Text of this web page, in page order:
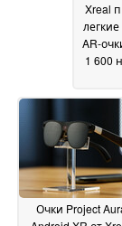
Xreal
AR-
1 600
Очки Project